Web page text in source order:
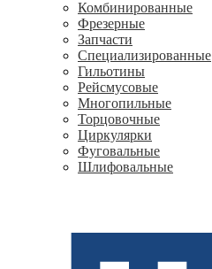
Комбинированные
Фрезерные
Запчасти
Специализированные
Гильотины
Рейсмусовые
Многопильные
Торцовочные
Циркулярки
Фуговальные
Шлифовальные